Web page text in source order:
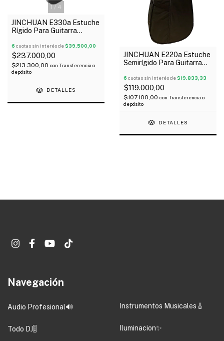
1/ 4
JINCHUAN E330a Estuche
Rígido Para Guitarra
Similcuero Negro
6 cuotas sin interés de$39.500,00
$237.000,00
$213.300,00 con Transferencia o
depósito
DETALLES
JINCHUAN E220a Estuche
Semirígido Para Guitarra
6 cuotas sin interés de$19.833,33
$119.000,00
$107.100,00 con Transferencia o
depósito
DETALLES
Navegación
Audio Profesional🔊 Instrumentos Musicales🎸
Todo DJ🎚️ Iluminacion✨